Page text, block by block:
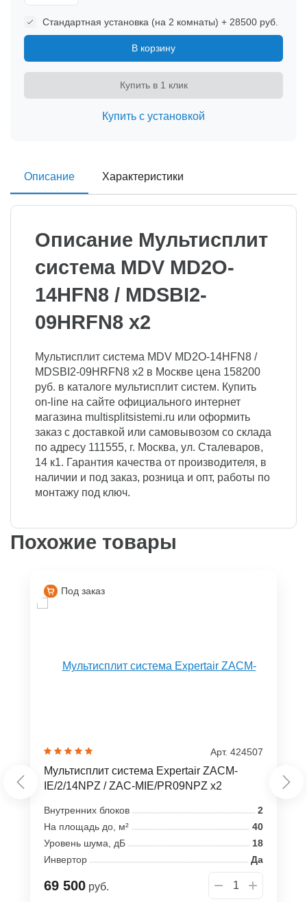
Стандартная установка (на 2 комнаты) + 28500 руб.
В корзину
Купить в 1 клик
Купить с установкой
Описание Характеристики
Описание Мультисплит
система MDV MD2O-
14HFN8 / MDSBI2-
09HRFN8 x2
Мультисплит система MDV MD2O-14HFN8 /
MDSBI2-09HRFN8 x2 в Москве цена 158200
руб. в каталоге мультисплит систем. Купить
on-line на сайте официального интернет
магазина multisplitsistemi.ru или оформить
заказ с доставкой или самовывозом со склада
по адресу 111555, г. Москва, ул. Сталеваров,
14 к1. Гарантия качества от производителя, в
наличии и под заказ, розница и опт, работы по
монтажу под ключ.
Похожие товары
Под заказ
Арт. 424507
Мультисплит система Expertair ZACM-
IE/2/14NPZ / ZAC-MIE/PR09NPZ x2
Внутренних блоков
2
На площадь до, м²
40
Уровень шума, дБ
18
Инвертор
Да
69 500 руб.